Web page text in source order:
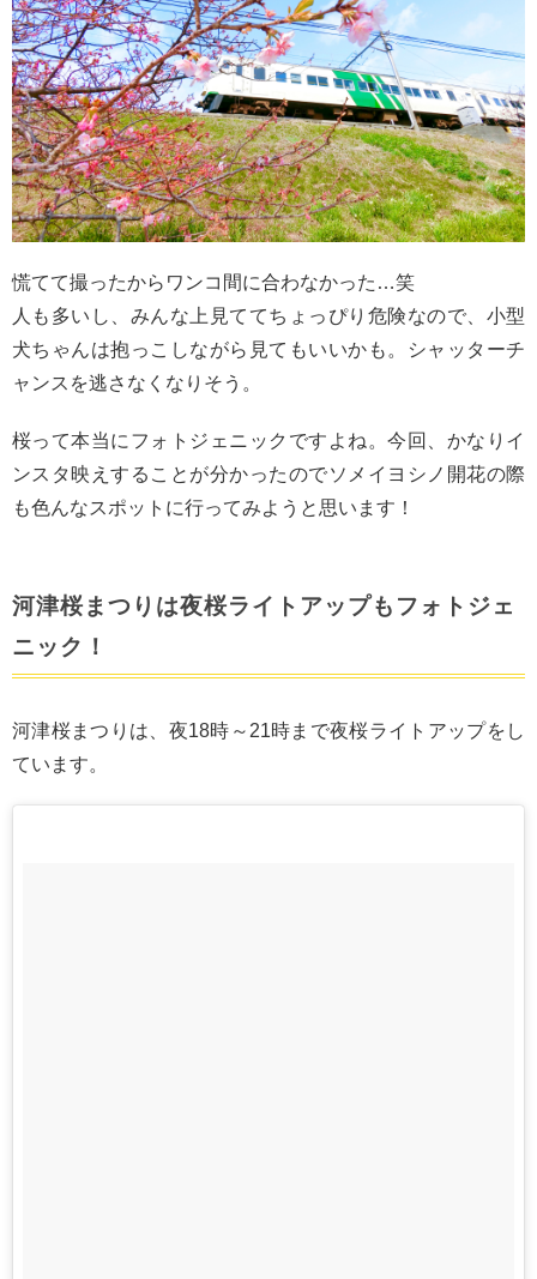
慌てて撮ったからワンコ間に合わなかった…笑
人も多いし、みんな上見ててちょっぴり危険なので、小型
犬ちゃんは抱っこしながら見てもいいかも。シャッターチ
ャンスを逃さなくなりそう。
桜って本当にフォトジェニックですよね。今回、かなりイ
ンスタ映えすることが分かったのでソメイヨシノ開花の際
も色んなスポットに行ってみようと思います！
河津桜まつりは夜桜ライトアップもフォトジェ
ニック！
河津桜まつりは、夜18時～21時まで夜桜ライトアップをし
ています。